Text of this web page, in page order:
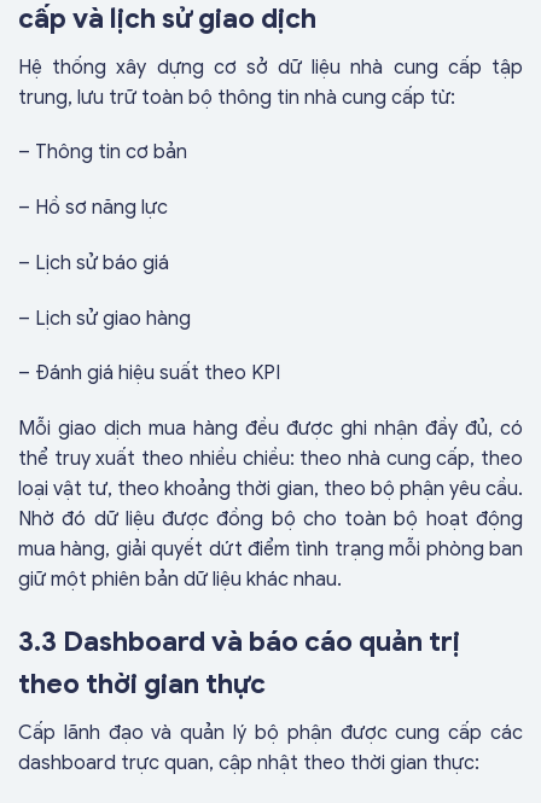
cấp và lịch sử giao dịch
Hệ thống xây dựng cơ sở dữ liệu nhà cung cấp tập
trung, lưu trữ toàn bộ thông tin nhà cung cấp từ:
– Thông tin cơ bản
– Hồ sơ năng lực
– Lịch sử báo giá
– Lịch sử giao hàng
– Đánh giá hiệu suất theo KPI
Mỗi giao dịch mua hàng đều được ghi nhận đầy đủ, có
thể truy xuất theo nhiều chiều: theo nhà cung cấp, theo
loại vật tư, theo khoảng thời gian, theo bộ phận yêu cầu.
Nhờ đó dữ liệu được đồng bộ cho toàn bộ hoạt động
mua hàng, giải quyết dứt điểm tình trạng mỗi phòng ban
giữ một phiên bản dữ liệu khác nhau.
3.3 Dashboard và báo cáo quản trị
theo thời gian thực
Cấp lãnh đạo và quản lý bộ phận được cung cấp các
dashboard trực quan, cập nhật theo thời gian thực: